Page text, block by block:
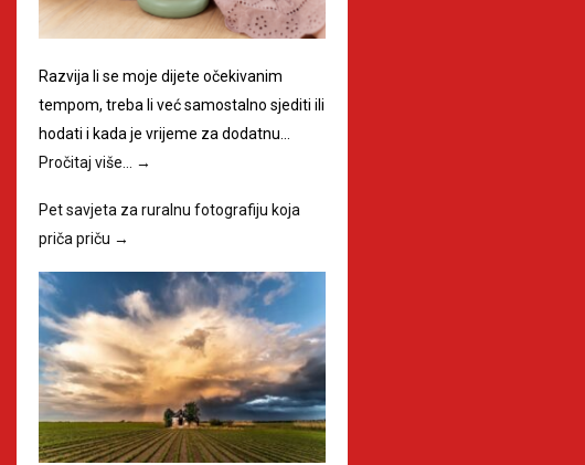
Razvija li se moje dijete očekivanim
tempom, treba li već samostalno sjediti ili
hodati i kada je vrijeme za dodatnu…
Pročitaj više… →
Pet savjeta za ruralnu fotografiju koja
priča priču →